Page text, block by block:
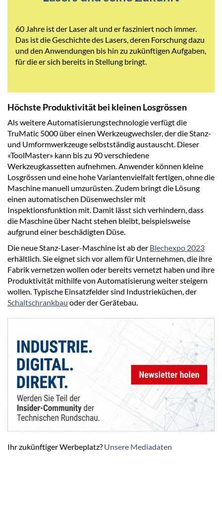
60 Jahre ist der Laser alt und er fasziniert noch immer.
Das ist die Geschichte des Lasers, deren Forschung dazu
und den Anwendungen bis hin zu zukünftigen Aufgaben,
für die er sich bereits in Stellung bringt.
Höchste Produktivität bei kleinen Losgrössen
Als weitere Automatisierungstechnologie verfügt die
TruMatic 5000 über einen Werkzeugwechsler, der die Stanz-
und Umformwerkzeuge selbstständig austauscht. Dieser
«ToolMaster» kann bis zu 90 verschiedene
Werkzeugkassetten aufnehmen. Anwender können kleine
Losgrössen und eine hohe Variantenvielfalt fertigen, ohne die
Maschine manuell umzurüsten. Zudem bringt die Lösung
einen automatischen Düsenwechsler mit
Inspektionsfunktion mit. Damit lässt sich verhindern, dass
die Maschine über Nacht stehen bleibt, beispielsweise
aufgrund einer beschädigten Düse.
Die neue Stanz-Laser-Maschine ist ab der Blechexpo 2023
erhältlich. Sie eignet sich vor allem für Unternehmen, die ihre
Fabrik vernetzen wollen oder bereits vernetzt haben und ihre
Produktivität mithilfe von Automatisierung weiter steigern
wollen. Typische Einsatzfelder sind Industrieküchen, der
Schaltschrankbau oder der Gerätebau.
Ihr zukünftiger Werbeplatz? Unsere Mediadaten